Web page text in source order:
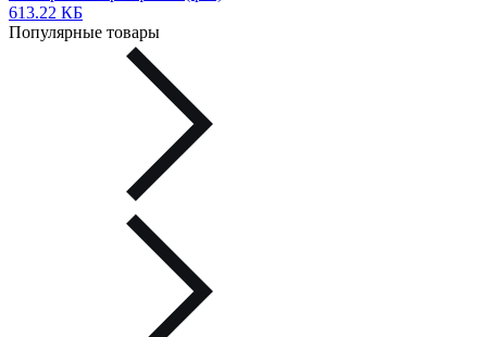
613.22 КБ
Популярные товары